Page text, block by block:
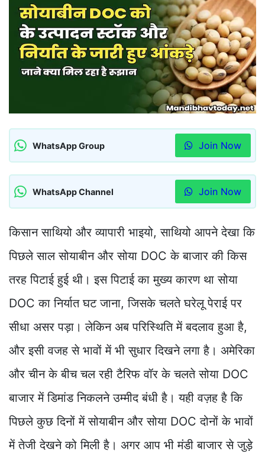
WhatsApp Group Join Now
WhatsApp Channel Join Now
किसान साथियो और व्यापारी भाइयो, साथियो आपने देखा कि
पिछले साल सोयाबीन और सोया DOC के बाजार की किस
तरह पिटाई हुई थी। इस पिटाई का मुख्य कारण था सोया
DOC का निर्यात घट जाना, जिसके चलते घरेलू पेराई पर
सीधा असर पड़ा। लेकिन अब परिस्थिति में बदलाव हुआ है,
और इसी वजह से भावों में भी सुधार दिखने लगा है। अमेरिका
और चीन के बीच चल रही टैरिफ वॉर के चलते सोया DOC
बाजार में डिमांड निकलने उम्मीद बंधी है। यही वज़ह है कि
पिछले कुछ दिनों में सोयाबीन और सोया DOC दोनों के भावों
में तेजी देखने को मिली है। अगर आप भी मंडी बाजार से जुड़े